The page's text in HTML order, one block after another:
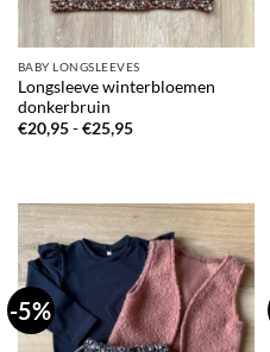
BABY LONGSLEEVES
Longsleeve winterbloemen
donkerbruin
€20,95 - €25,95Prijsklasse:
-5%